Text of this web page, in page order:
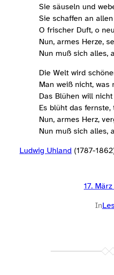
Sie säuseln und
Sie schaffen an allen
O frischer Duft, o
Nun, armes Herze,
Nun muß sich alles,
Die Welt wird
Man weiß nicht, was
Das Blühen will
Es blüht das fernste,
Nun, armes Herz,
Nun muß sich alles,
Ludwig Uhland (1787-
17.
In